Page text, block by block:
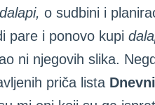
dalapi, o sudbini i
pare i ponovo kupi
ni njegovih slika.
priča lista